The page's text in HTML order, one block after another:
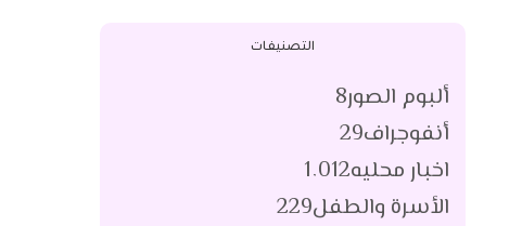
التصنيفات
ألبوم الصور8
أنفوجراف29
اخبار محليه1٬012
الأسرة والطفل229